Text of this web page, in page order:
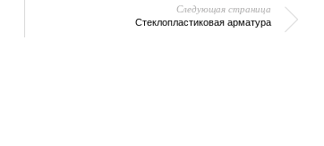
Следующая страница
Стеклопластиковая арматура